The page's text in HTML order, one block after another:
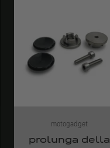
motogadget
prolunga della